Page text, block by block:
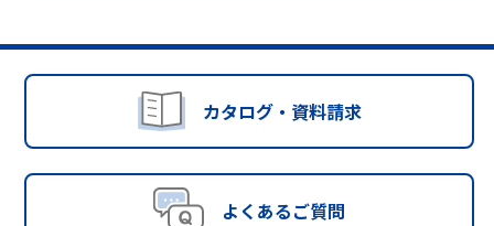
カタログ・資料請求
よくあるご質問